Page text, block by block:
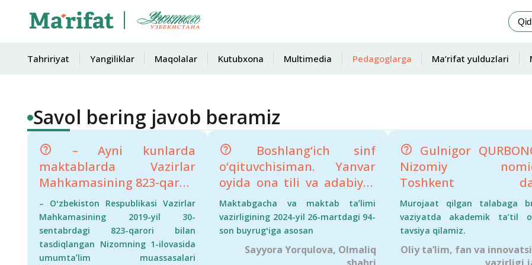
Tahririyat Yangiliklar Maqolalar Kutubxona Multimedia Pedagoglarga Ma’rifat yulduzlari
Savol bering javob beramiz
– Ayni kunlarda
maktablarda Vazirlar
Mahkamasining 823-qarori
bo‘yicha direktor
jamg‘armasi hisobidan
ustama tayinlash
masalasida ko‘pchilik
– Oʻzbekiston Respublikasi Vazirlar
Mahkamasining 2019-yil 30-
sentabrdagi 823-qarori bilan
tasdiqlangan Nizomning 1-ilovasida
umumtaʼlim muassasalari
Boshlang‘ich sinf
o‘qituvchisiman. Yanvar
oyida ona tili va adabiyot
fanidan milliy sertifikat
oldim. Milliy sertifikatim
uchun menga 50 foiz
ustama yozilishi
Maktabgacha va maktab taʼlimi
vazirligining 2024-yil 26-martdagi 94-
son buyrugʻiga asosan
Sayyora Yorqulova, Olmaliq
Gulnigor
Nizomiy
Toshkent
pedagogika
talabasi: − Nizomiy
nomidagi Toshkent
pedagogika
Murojaat qilgan talabaga
vaziyatda akadеmik ta’til
tavsiya qilamiz.
Oliy ta’lim, fan va